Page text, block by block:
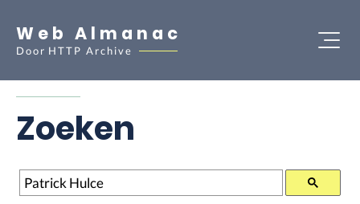
Web Almanac
Door HTTP Archive
Zoeken
Zoeken